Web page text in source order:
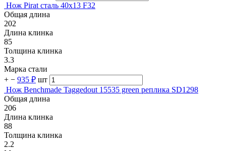
Нож Pirat сталь 40х13 F32
Общая длина
202
Длина клинка
85
Толщина клинка
3.3
Марка стали
+ − 935 ₽ шт
Нож Benchmade Taggedout 15535 green реплика SD1298
Общая длина
206
Длина клинка
88
Толщина клинка
2.2